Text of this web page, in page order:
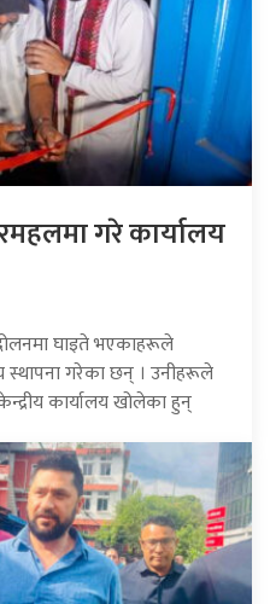
गरे कार्यालय
घाइते भएकाहरूले
स्थापना गरेका छन् । उनीहरूले
कार्यालय खोलेका हुन्